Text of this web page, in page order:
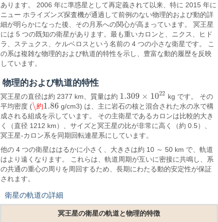
あります。 2006 年に準惑星として再定義されて以来、特に 2015 年に
ニュー ホライズンズ探査機が通過して前例のない物理的および動的詳
細が明らかになった後、その月系への関心が高まっています。 冥王星
には 5 つの既知の衛星があります。最も重いカロンと、ニクス、ヒド
ラ、ステュクス、ケルベロスという名前の 4 つの小さな衛星です。 こ
の系は複雑な物理的および軌道的特性を示し、豊富な動的履歴を反映
しています。
物理的および軌道的特性
冥王星の直径は約 2377 km、質量は約 1.309 × 1022
1.309× 10 22
kg です。 その
平均密度 (\約1.86
\約1.86
g/cm3) は、主に岩石の核と混合された水の氷で構
成される組成を示しています。 その主衛星であるカロンは比較的大き
く（直径 1212 km）、サイズと冥王星の比が非常に高く（約 0.5）、
冥王星-カロン系を同期回転連星系にしています。
他の 4 つの衛星ははるかに小さく、大きさは約 10 ～ 50 km で、軌道
はより遠くなります。 これらは、軌道周期が互いに密接に共鳴し、系
の共通の重心の周りを周回するため、長期にわたる動的安定性が保証
されます。
衛星の軌道の詳細
冥王星の衛星の軌道と物理的特徴